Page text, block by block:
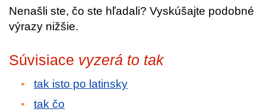
Nenašli ste, čo ste hľadali? Vyskúšajte podobné
výrazy nižšie.
Súvisiace vyzerá to tak
tak isto po latinsky
tak čo